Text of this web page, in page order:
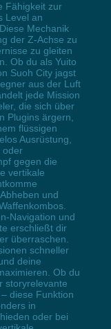
Fähigkeit zur
Level an
Mechanik
der Z-Achse zu
zu gleiten
Ob du als Yuito
Suoh City jagst
aus der Luft
jede Mission
die sich über
Plugins ärgern,
flüssigen
Ausrüstung,
oder
gegen die
vertikale
und
Navigation und
erschließt dir
überraschen.
schneller
deine
Ob du
storyrelevante
diese Funktion
in
oder bei